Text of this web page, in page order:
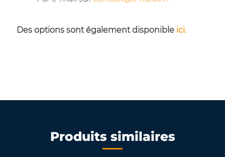
Des options sont également disponible ici.
Produits similaires